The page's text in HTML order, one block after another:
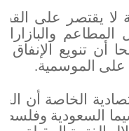
لا يقتصر على
المطاعم
أن تنويع
على الموسمية.
الخاصة أن
السعودية